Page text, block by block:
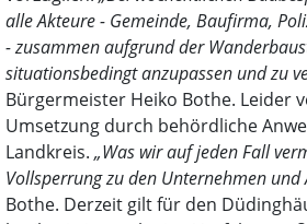
alle Akteure - Gemeinde, Baufirma,
- zusammen aufgrund der
situationsbedingt anzupassen und zu
Bürgermeister Heiko Bothe. Leider
Umsetzung durch behördliche
Landkreis. „Was wir auf jeden Fall
Vollsperrung zu den Unternehmen und
Bothe. Derzeit gilt für den